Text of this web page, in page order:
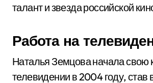
талант и звезда российской
Работа на
Наталья Земцова начала свою
телевидении в 2004 году,